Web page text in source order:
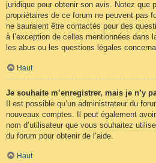
juridique pour obtenir son avis. Notez que
propriétaires de ce forum ne peuvent pas
ne sauraient être contactés pour des
à l’exception de celles mentionnées dans
les abus ou les questions légales
Haut
Je souhaite m’enregistrer, mais je n’y
Il est possible qu’un administrateur du
nouveaux comptes. Il peut également
nom d’utilisateur que vous souhaitez
du forum pour obtenir de l’aide.
Haut